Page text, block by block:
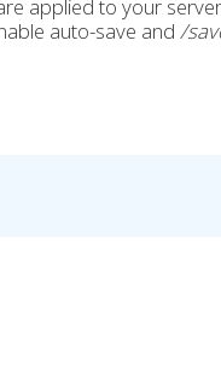
applied to your
auto-save and /